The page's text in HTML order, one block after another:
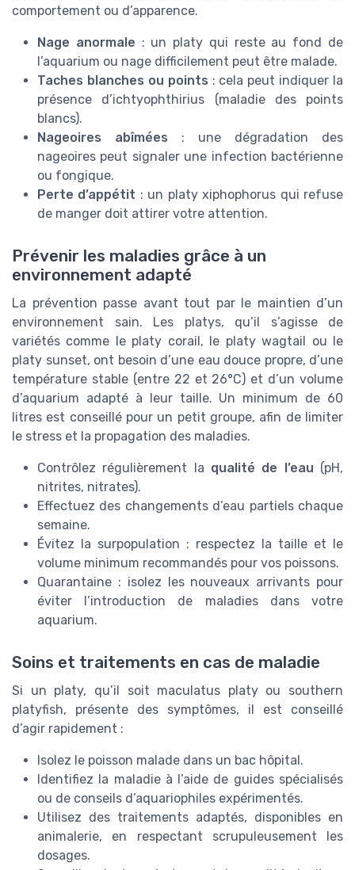
comportement ou d’apparence.
Nage anormale : un platy qui reste au fond de
l’aquarium ou nage difficilement peut être malade.
Taches blanches ou points : cela peut indiquer la
présence d’ichtyophthirius (maladie des points
blancs).
Nageoires abîmées : une dégradation des
nageoires peut signaler une infection bactérienne
ou fongique.
Perte d’appétit : un platy xiphophorus qui refuse
de manger doit attirer votre attention.
Prévenir les maladies grâce à un
environnement adapté
La prévention passe avant tout par le maintien d’un
environnement sain. Les platys, qu’il s’agisse de
variétés comme le platy corail, le platy wagtail ou le
platy sunset, ont besoin d’une eau douce propre, d’une
température stable (entre 22 et 26°C) et d’un volume
d’aquarium adapté à leur taille. Un minimum de 60
litres est conseillé pour un petit groupe, afin de limiter
le stress et la propagation des maladies.
Contrôlez régulièrement la qualité de l’eau (pH,
nitrites, nitrates).
Effectuez des changements d’eau partiels chaque
semaine.
Évitez la surpopulation : respectez la taille et le
volume minimum recommandés pour vos poissons.
Quarantaine : isolez les nouveaux arrivants pour
éviter l’introduction de maladies dans votre
aquarium.
Soins et traitements en cas de maladie
Si un platy, qu’il soit maculatus platy ou southern
platyfish, présente des symptômes, il est conseillé
d’agir rapidement :
Isolez le poisson malade dans un bac hôpital.
Identifiez la maladie à l’aide de guides spécialisés
ou de conseils d’aquariophiles expérimentés.
Utilisez des traitements adaptés, disponibles en
animalerie, en respectant scrupuleusement les
dosages.